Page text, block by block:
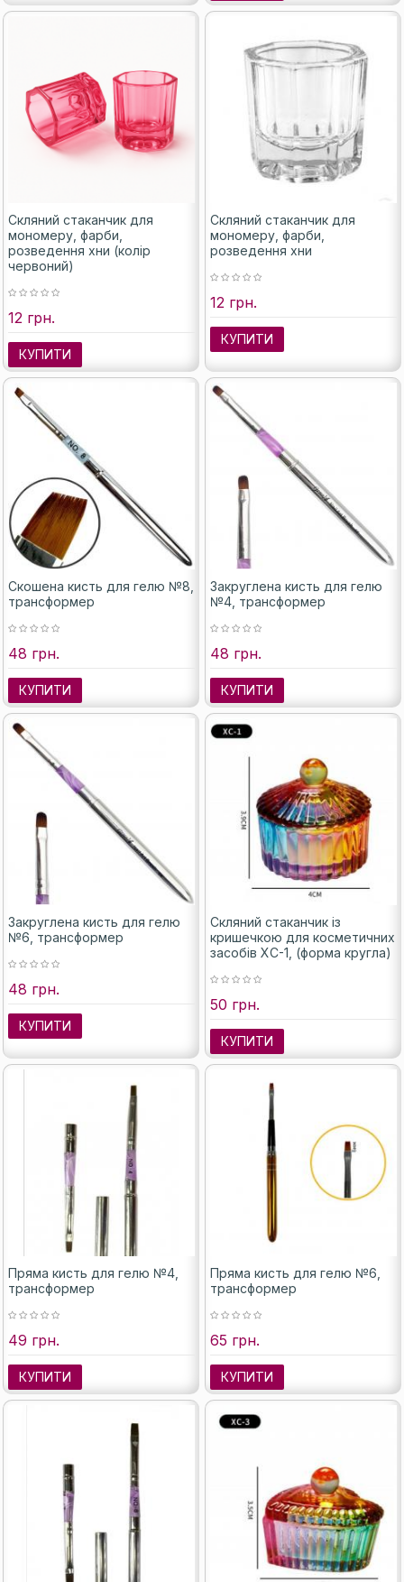
Скляний стаканчик для
мономеру, фарби,
розведення хни (колір
червоний)
12 грн.
КУПИТИ
Скляний стаканчик для
мономеру, фарби,
розведення хни
12 грн.
КУПИТИ
Скошена кисть для гелю №8,
трансформер
48 грн.
КУПИТИ
Закруглена кисть для гелю
№4, трансформер
48 грн.
КУПИТИ
Закруглена кисть для гелю
№6, трансформер
48 грн.
КУПИТИ
Скляний стаканчик із
кришечкою для косметичних
засобів XC-1, (форма кругла)
50 грн.
КУПИТИ
Пряма кисть для гелю №4,
трансформер
49 грн.
КУПИТИ
Пряма кисть для гелю №6,
трансформер
65 грн.
КУПИТИ